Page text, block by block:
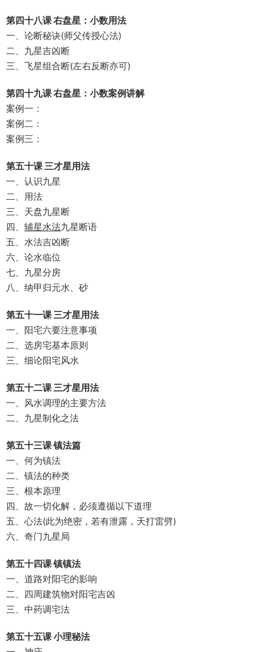
第四十八课 右盘星：小数用法
一、论断秘诀(师父传授心法)
二、九星吉凶断
三、飞星组合断(左右反断亦可)
第四十九课 右盘星：小数案例讲解
案例一：
案例二：
案例三：
第五十课 三才星用法
一、认识九星
二、用法
三、天盘九星断
四、 辅星水法九星断语
五、水法吉凶断
六、论水临位
七、九星分房
八、纳甲归元水、砂
第五十一课 三才星用法
一、阳宅六要注意事项
二、选房宅基本原则
三、细论阳宅风水
第五十二课 三才星用法
一、风水调理的主要方法
二、九星制化之法
第五十三课 镇法篇
一、何为镇法
二、镇法的种类
三、根本原理
四、故一切化解，必须遵循以下道理
五、心法(此为绝密，若有泄露，天打雷劈)
六、奇门九星局
第五十四课 镇镇法
一、道路对阳宅的影响
二、四周建筑物对阳宅吉凶
三、中药调宅法
第五十五课 小理秘法